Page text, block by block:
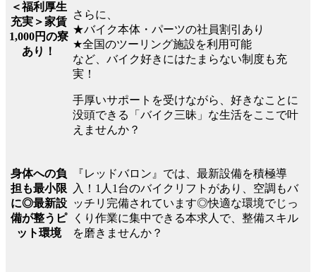
＜福利厚生
充実＞家賃
1,000円の寮
あり！
さらに、
★バイク本体・パーツの社員割引あり
★全国のツーリング施設を利用可能
など、バイク好きにはたまらない制度も充
実！
手厚いサポートを受けながら、好きなことに
没頭できる「バイク三昧」な生活をここで叶
えませんか？
身体への負
担も最小限
に◎最新設
備が整うピ
ット環境
『レッドバロン』では、最新設備を積極導
入！1人1台のバイクリフトがあり、空調もバ
ッチリ完備されています◎快適な環境でじっ
くり作業に集中できる本求人で、整備スキル
を磨きませんか？